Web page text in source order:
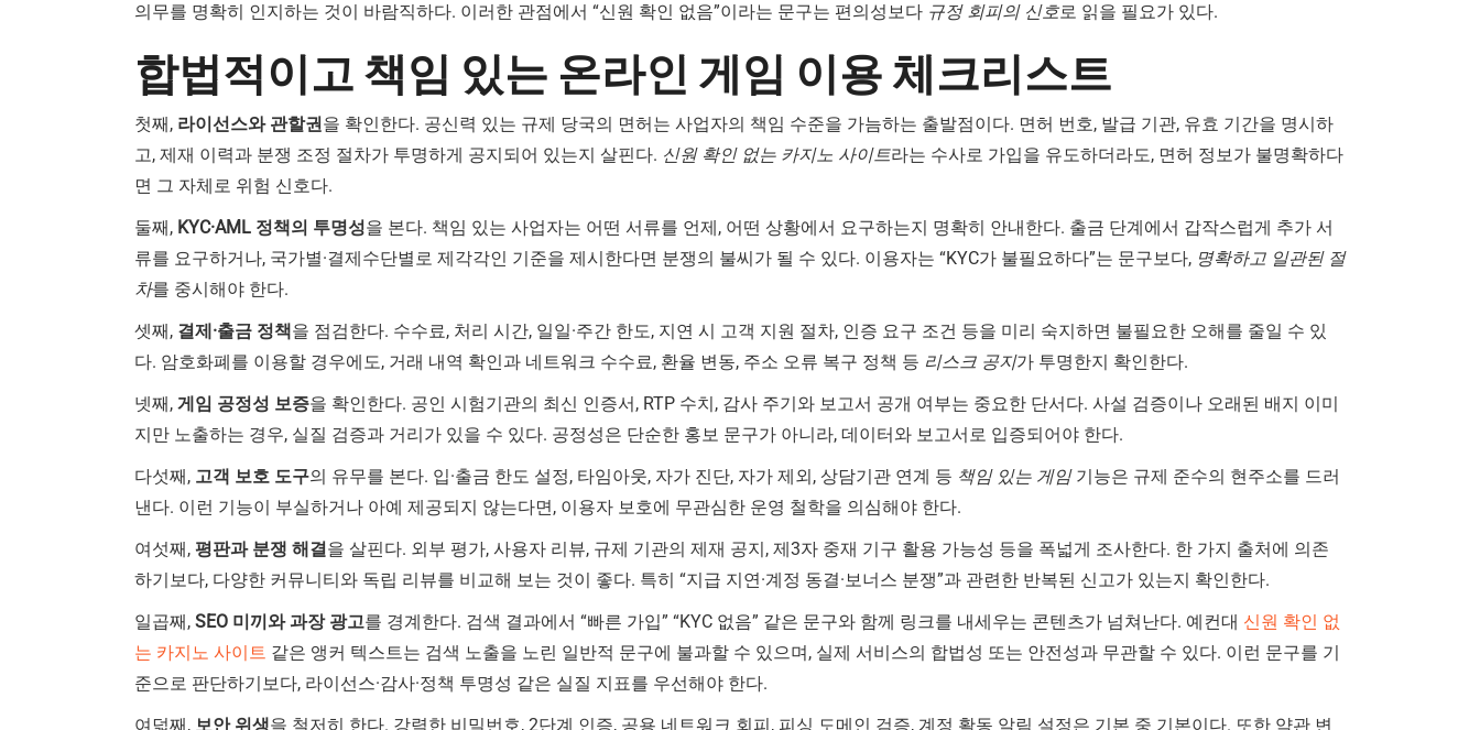
의무를 명확히 인지하는 것이 바람직하다. 이러한 관점에서 “신원 확인 없음”이라는 문구는 편의성보다 규정 회피의 신호로 읽을 필요가 있다.
합법적이고 책임 있는 온라인 게임 이용 체크리스트
첫째, 라이선스와 관할권을 확인한다. 공신력 있는 규제 당국의 면허는 사업자의 책임 수준을 가늠하는 출발점이다. 면허 번호, 발급 기관, 유효 기간을 명시하
고, 제재 이력과 분쟁 조정 절차가 투명하게 공지되어 있는지 살핀다. 신원 확인 없는 카지노 사이트라는 수사로 가입을 유도하더라도, 면허 정보가 불명확하다
면 그 자체로 위험 신호다.
둘째, KYC·AML 정책의 투명성을 본다. 책임 있는 사업자는 어떤 서류를 언제, 어떤 상황에서 요구하는지 명확히 안내한다. 출금 단계에서 갑작스럽게 추가 서
류를 요구하거나, 국가별·결제수단별로 제각각인 기준을 제시한다면 분쟁의 불씨가 될 수 있다. 이용자는 “KYC가 불필요하다”는 문구보다, 명확하고 일관된 절
차를 중시해야 한다.
셋째, 결제·출금 정책을 점검한다. 수수료, 처리 시간, 일일·주간 한도, 지연 시 고객 지원 절차, 인증 요구 조건 등을 미리 숙지하면 불필요한 오해를 줄일 수 있
다. 암호화폐를 이용할 경우에도, 거래 내역 확인과 네트워크 수수료, 환율 변동, 주소 오류 복구 정책 등 리스크 공지가 투명한지 확인한다.
넷째, 게임 공정성 보증을 확인한다. 공인 시험기관의 최신 인증서, RTP 수치, 감사 주기와 보고서 공개 여부는 중요한 단서다. 사설 검증이나 오래된 배지 이미
지만 노출하는 경우, 실질 검증과 거리가 있을 수 있다. 공정성은 단순한 홍보 문구가 아니라, 데이터와 보고서로 입증되어야 한다.
다섯째, 고객 보호 도구의 유무를 본다. 입·출금 한도 설정, 타임아웃, 자가 진단, 자가 제외, 상담기관 연계 등 책임 있는 게임기능은 규제 준수의 현주소를 드러
낸다. 이런 기능이 부실하거나 아예 제공되지 않는다면, 이용자 보호에 무관심한 운영 철학을 의심해야 한다.
여섯째, 평판과 분쟁 해결을 살핀다. 외부 평가, 사용자 리뷰, 규제 기관의 제재 공지, 제3자 중재 기구 활용 가능성 등을 폭넓게 조사한다. 한 가지 출처에 의존
하기보다, 다양한 커뮤니티와 독립 리뷰를 비교해 보는 것이 좋다. 특히 “지급 지연·계정 동결·보너스 분쟁”과 관련한 반복된 신고가 있는지 확인한다.
일곱째, SEO 미끼와 과장 광고를 경계한다. 검색 결과에서 “빠른 가입” “KYC 없음” 같은 문구와 함께 링크를 내세우는 콘텐츠가 넘쳐난다. 예컨대 신원 확인 없
는 카지노 사이트 같은 앵커 텍스트는 검색 노출을 노린 일반적 문구에 불과할 수 있으며, 실제 서비스의 합법성 또는 안전성과 무관할 수 있다. 이런 문구를 기
준으로 판단하기보다, 라이선스·감사·정책 투명성 같은 실질 지표를 우선해야 한다.
여덟째, 보안 위생을 철저히 한다. 강력한 비밀번호, 2단계 인증, 공용 네트워크 회피, 피싱 도메인 검증, 계정 활동 알림 설정은 기본 중 기본이다. 또한 약관 변